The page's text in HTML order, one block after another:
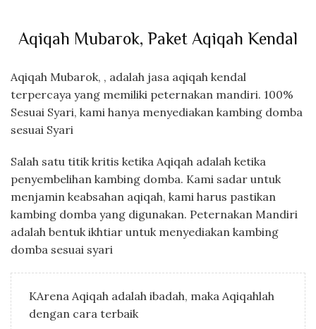
Aqiqah Mubarok, Paket Aqiqah Kendal
Aqiqah Mubarok, , adalah jasa aqiqah kendal
terpercaya yang memiliki peternakan mandiri. 100%
Sesuai Syari, kami hanya menyediakan kambing domba
sesuai Syari
Salah satu titik kritis ketika Aqiqah adalah ketika
penyembelihan kambing domba. Kami sadar untuk
menjamin keabsahan aqiqah, kami harus pastikan
kambing domba yang digunakan. Peternakan Mandiri
adalah bentuk ikhtiar untuk menyediakan kambing
domba sesuai syari
KArena Aqiqah adalah ibadah, maka Aqiqahlah
dengan cara terbaik